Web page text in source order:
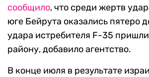
сообщило, что среди жертв
юге Бейрута оказались пятеро
удара истребителя F-35
району, добавило агентство.
В конце июля в результате